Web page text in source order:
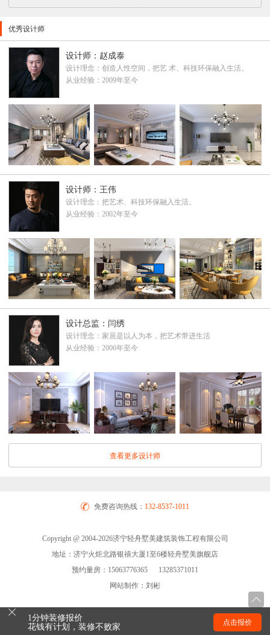
优秀设计师
设计师：赵成泰
设计理念：创造人性空间，把艺 术、科技环保融入生活。
从业经验：2009年至今
设计师：王伟
设计理念：把艺术、科技环保融入生活。
从业经验：2002年至今
设计总监：闫绣
设计理念：家居是以人为本，把艺术带进生活
从业经验：2006年至今
查看更多设计师
免费咨询热线： 132-8537-1011
Copyright @ 2004-2026济宁轻舟墅美建筑装饰工程有限公司
地址：济宁火炬北路银禧大厦1至6楼轻舟墅美旗舰店
预约量房：15063776365 13285371011
网站制作：刘彬
1分钟装修报价
花钱有计划，装修不败家
点击报价